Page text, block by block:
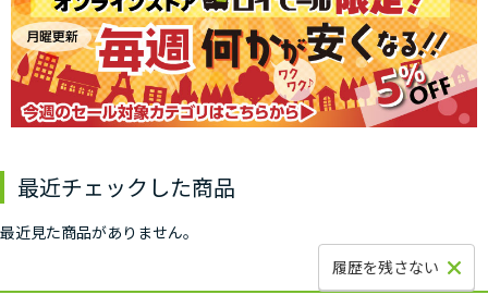
最近チェックした商品
最近見た商品がありません。
履歴を残さない